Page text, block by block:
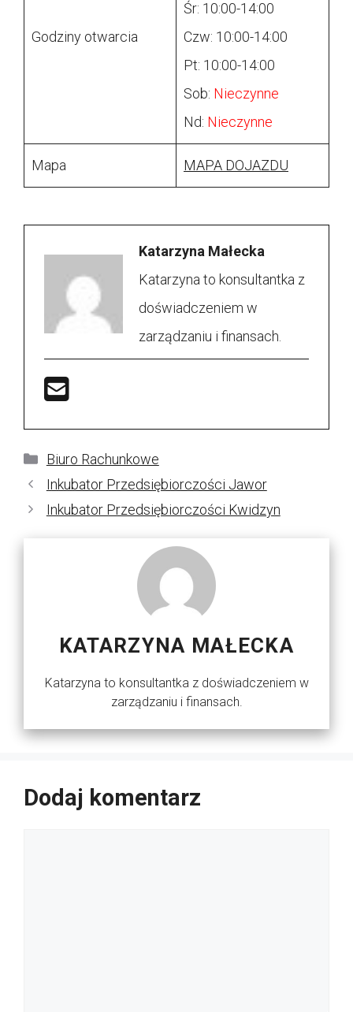
Godziny otwarcia
Śr: 10:00-14:00
Czw: 10:00-14:00
Pt: 10:00-14:00
Sob: Nieczynne
Nd: Nieczynne
Mapa MAPA DOJAZDU
Katarzyna Małecka
Katarzyna to konsultantka z
doświadczeniem w
zarządzaniu i finansach.
Kategorie
Biuro Rachunkowe
Inkubator Przedsiębiorczości Jawor
Inkubator Przedsiębiorczości Kwidzyn
KATARZYNA MAŁECKA
Katarzyna to konsultantka z doświadczeniem w
zarządzaniu i finansach.
Dodaj komentarz